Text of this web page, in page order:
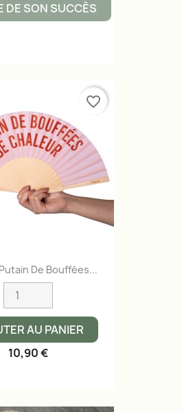
DE SON SUCCÈS
De Bouffées...
AU PANIER
10,90 €
favorite_border